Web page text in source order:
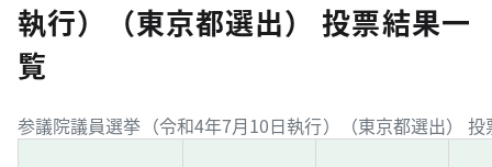
執行）（東京都選出） 投票結果一
覧
参議院議員選挙（令和4年7月10日執行）（東京都選出）